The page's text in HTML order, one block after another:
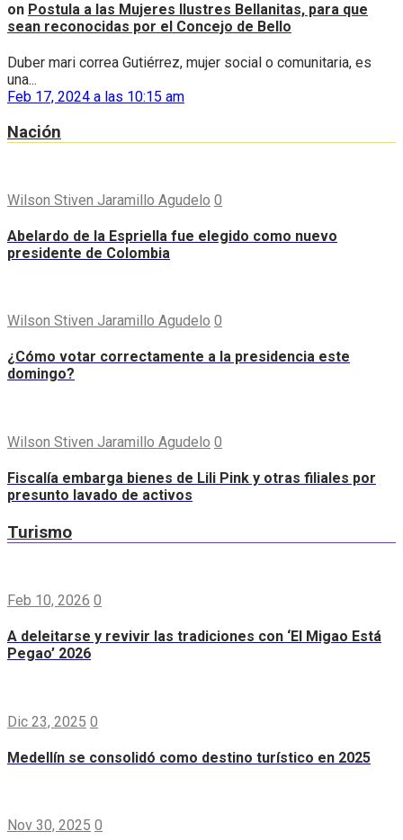
on Postula a las Mujeres Ilustres Bellanitas, para que
sean reconocidas por el Concejo de Bello
Duber mari correa Gutiérrez, mujer social o comunitaria, es
una...
Feb 17, 2024 a las 10:15 am
Nación
Wilson Stiven Jaramillo Agudelo 0
Abelardo de la Espriella fue elegido como nuevo
presidente de Colombia
Wilson Stiven Jaramillo Agudelo 0
¿Cómo votar correctamente a la presidencia este
domingo?
Wilson Stiven Jaramillo Agudelo 0
Fiscalía embarga bienes de Lili Pink y otras filiales por
presunto lavado de activos
Turismo
Feb 10, 2026 0
A deleitarse y revivir las tradiciones con ‘El Migao Está
Pegao’ 2026
Dic 23, 2025 0
Medellín se consolidó como destino turístico en 2025
Nov 30, 2025 0